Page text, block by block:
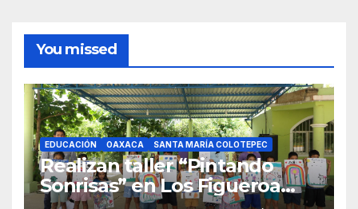
You missed
EDUCACIÓN OAXACA SANTA MARÍA COLOTEPEC
Realizan taller “Pintando
Sonrisas” en Los Figueroa